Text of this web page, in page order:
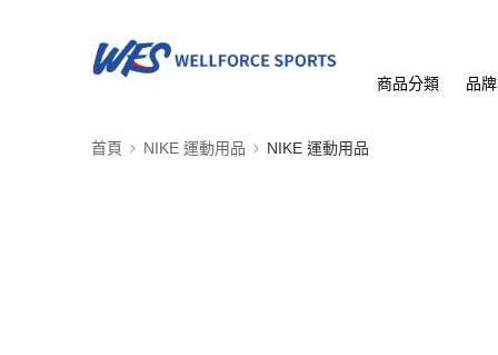
商品分類 品
首頁 NIKE 運動用品 NIKE 運動用品